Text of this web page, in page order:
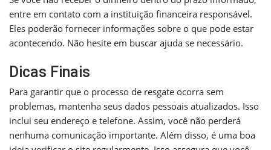
entre em contato com a instituição financeira responsável.
Eles poderão fornecer informações sobre o que pode estar
acontecendo. Não hesite em buscar ajuda se necessário.
Dicas Finais
Para garantir que o processo de resgate ocorra sem
problemas, mantenha seus dados pessoais atualizados. Isso
inclui seu endereço e telefone. Assim, você não perderá
nenhuma comunicação importante. Além disso, é uma boa